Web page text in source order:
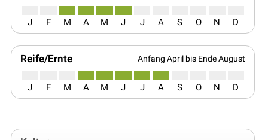
J F M A M J J A S O N D
Reife/Ernte Anfang April bis Ende August
J F M A M J J A S O N D